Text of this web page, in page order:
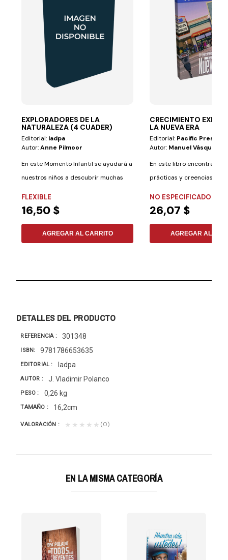
EXPLORADORES DE LA
NATURALEZA (4 CUADER)
Editorial: Iadpa
Autor:Anne Pilmoor
En este Momento Infantil se ayudará a
nuestros niños a descubrir muchas
FLEXIBLE
16,50 $
AGREGAR AL CARRITO
CRECIMIENTO
LA NUEVA ERA
Editorial: Pacific Press
Autor: Manuel Vásquez
En este libro encontrará
prácticas y creencias que
NO ESPECIFICADO
26,07 $
AGREGAR AL
DETALLES DEL PRODUCTO
REFERENCIA 301348
ISBN 9781786653635
EDITORIAL Iadpa
AUTOR J. Vladimir Polanco
PESO 0,26 kg
TAMAÑO 16,2cm
VALORACIÓN ★★★★★ (0)
EN LA MISMA CATEGORÍA
O CREACIÓN?